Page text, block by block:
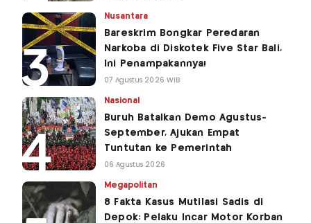
Nusantara
Bareskrim Bongkar Peredaran
Narkoba di Diskotek Five Star Bali,
Ini Penampakannya!
07 Agustus 2026 WIB
Nasional
Buruh Batalkan Demo Agustus-
September, Ajukan Empat
Tuntutan ke Pemerintah
06 Agustus 2026
Megapolitan
8 Fakta Kasus Mutilasi Sadis di
Depok: Pelaku Incar Motor Korban